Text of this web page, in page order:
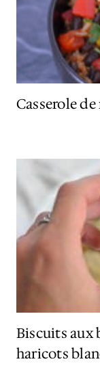
Casserole
Biscuits aux
haricots